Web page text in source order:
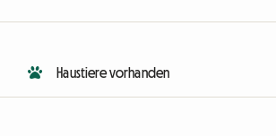
Haustiere vorhanden